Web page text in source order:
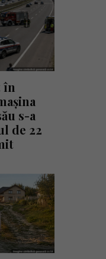
în
s-a
de 22